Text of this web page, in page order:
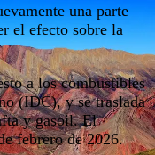
una parte
el efecto sobre la
a los combustibles
(IDC), y se traslada
y gasoil. El
febrero de 2026.